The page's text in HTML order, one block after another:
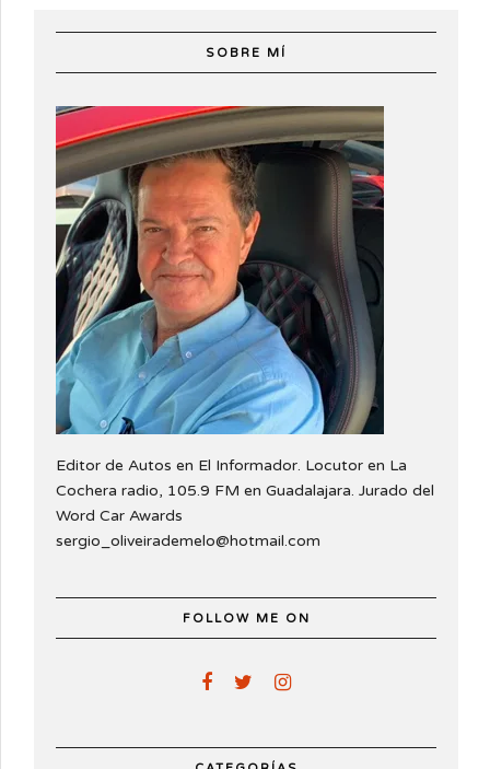
SOBRE MÍ
Editor de Autos en El Informador. Locutor en La
Cochera radio, 105.9 FM en Guadalajara. Jurado del
Word Car Awards
sergio_oliveirademelo@hotmail.com
FOLLOW ME ON